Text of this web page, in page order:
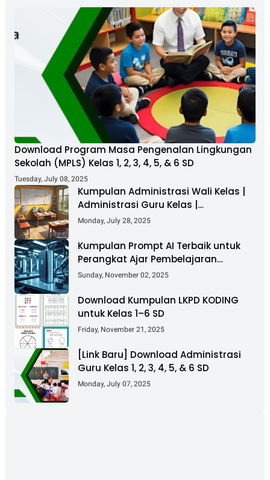
Download Program Masa Pengenalan Lingkungan
Sekolah (MPLS) Kelas 1, 2, 3, 4, 5, & 6 SD
Tuesday, July 08, 2025
Kumpulan Administrasi Wali Kelas |
Administrasi Guru Kelas |
Administrasi Supervisi Guru
Monday, July 28, 2025
Kumpulan Prompt AI Terbaik untuk
Perangkat Ajar Pembelajaran
Mendalam
Sunday, November 02, 2025
Download Kumpulan LKPD KODING
untuk Kelas 1–6 SD
Friday, November 21, 2025
[Link Baru] Download Administrasi
Guru Kelas 1, 2, 3, 4, 5, & 6 SD
Monday, July 07, 2025